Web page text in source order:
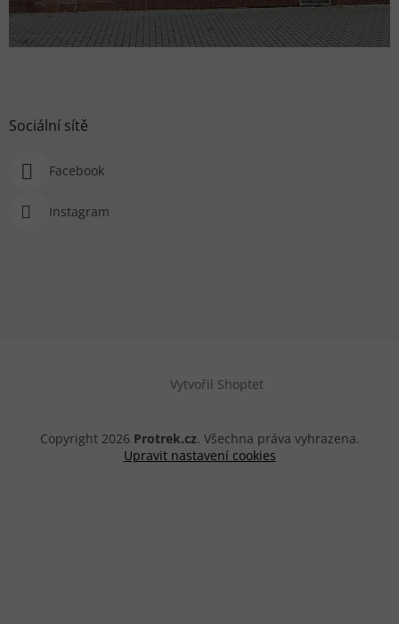
Sociální sítě
Facebook
Instagram
Vytvořil Shoptet
Copyright 2026 Protrek.cz. Všechna práva vyhrazena.
Upravit nastavení cookies